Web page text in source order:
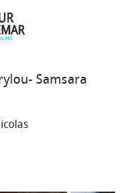
Marylou- Samsara
Samsara